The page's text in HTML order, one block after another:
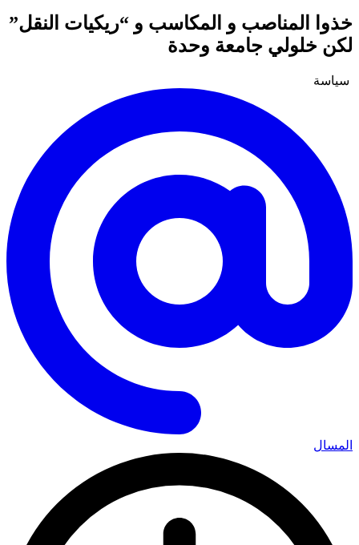
خذوا المناصب و المكاسب و “ريكيات النقل”
لكن خلولي جامعة وحدة
سياسة
المسال